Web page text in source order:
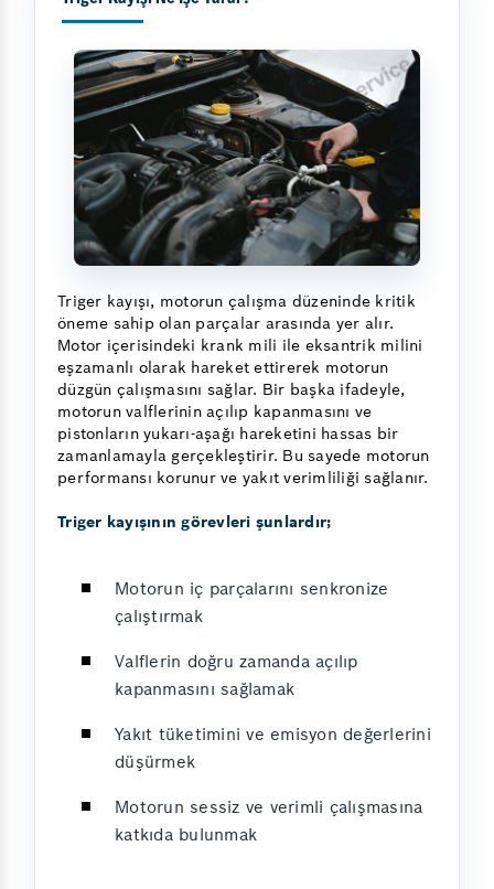
Triger kayışı, motorun çalışma düzeninde kritik
öneme sahip olan parçalar arasında yer alır.
Motor içerisindeki krank mili ile eksantrik milini
eşzamanlı olarak hareket ettirerek motorun
düzgün çalışmasını sağlar. Bir başka ifadeyle,
motorun valflerinin açılıp kapanmasını ve
pistonların yukarı-aşağı hareketini hassas bir
zamanlamayla gerçekleştirir. Bu sayede motorun
performansı korunur ve yakıt verimliliği sağlanır.
Triger kayışının görevleri şunlardır;
Motorun iç parçalarını senkronize
çalıştırmak
Valflerin doğru zamanda açılıp
kapanmasını sağlamak
Yakıt tüketimini ve emisyon değerlerini
düşürmek
Motorun sessiz ve verimli çalışmasına
katkıda bulunmak